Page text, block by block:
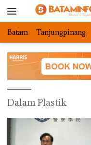
Batam Tanjungpinang
Dalam Plastik